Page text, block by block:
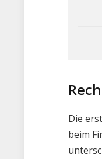
Die
beim